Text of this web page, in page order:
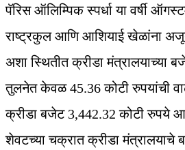
पॅरिस ऑलिम्पिक स्पर्धा या वर्षी
राष्ट्रकुल आणि आशियाई खेळांना
अशा स्थितीत क्रीडा मंत्रालयाच्या
तुलनेत केवळ 45.36 कोटी रुपयांची
क्रीडा बजेट 3,442.32 कोटी रुपये
शेवटच्या चक्रात क्रीडा मंत्रालयाचे